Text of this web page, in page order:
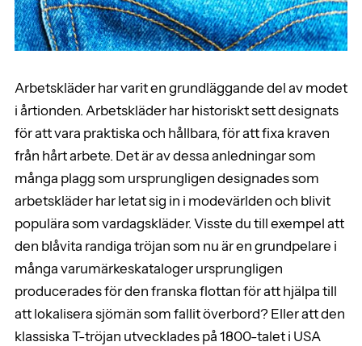
Arbetskläder har varit en grundläggande del av modet
i årtionden. Arbetskläder har historiskt sett designats
för att vara praktiska och hållbara, för att fixa kraven
från hårt arbete. Det är av dessa anledningar som
många plagg som ursprungligen designades som
arbetskläder har letat sig in i modevärlden och blivit
populära som vardagskläder. Visste du till exempel att
den blåvita randiga tröjan som nu är en grundpelare i
många varumärkeskataloger ursprungligen
producerades för den franska flottan för att hjälpa till
att lokalisera sjömän som fallit överbord? Eller att den
klassiska T-tröjan utvecklades på 1800-talet i USA